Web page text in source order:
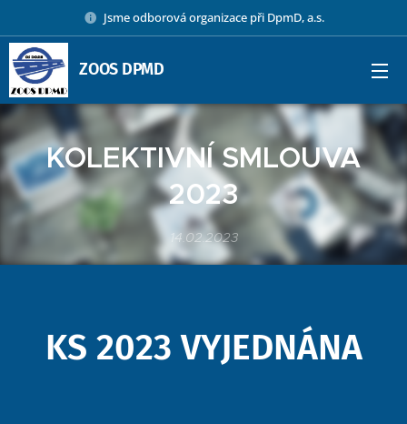
Jsme odborová organizace při DpmD, a.s.
ZOOS DPMD
KOLEKTIVNÍ SMLOUVA
2023
14.02.2023
KS 2023 VYJEDNÁNA